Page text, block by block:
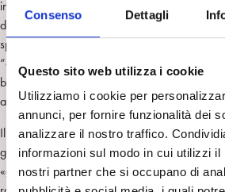
Consenso Dettagli
Questo sito web utilizza i cookie
Utilizziamo i cookie per
annunci, per fornire funzionalità dei
analizzare il nostro traffico.
informazioni sul modo in cui utilizzi il
nostri partner che si occupano di
introdotto il concetto di «pressione
definisce una condizione originaria, che
spazio interno per le introiezioni. Sotto questo
“convessità” della mente del contenitore può
bambino, l’anticipazione di un modello non
anche di uno spazio psichico da introiettare.
Il lavoro di Amalia Giuffrida, “Edipo errante”,
genealogica proponendosi d’individuare nel
«gli anelli mancanti» (95) tra l’antica